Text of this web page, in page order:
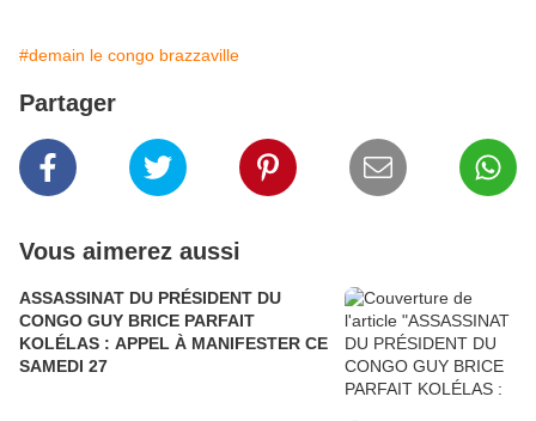
#demain le congo brazzaville
Partager
Vous aimerez aussi
ASSASSINAT DU PRÉSIDENT DU
CONGO GUY BRICE PARFAIT
KOLÉLAS : APPEL À MANIFESTER CE
SAMEDI 27